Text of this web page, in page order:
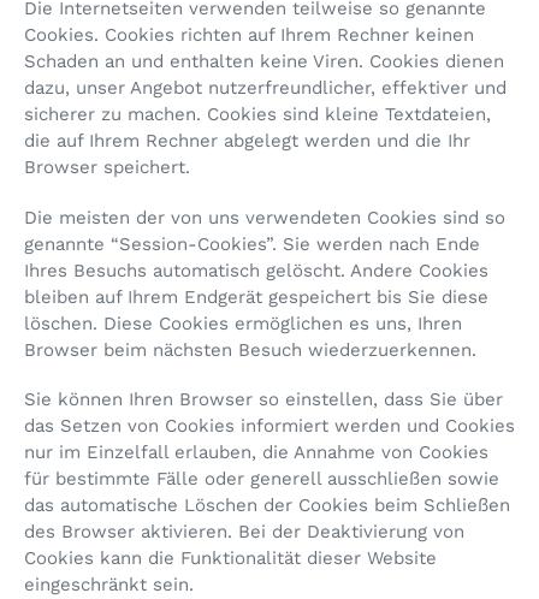
Die Internetseiten verwenden teilweise so genannte
Cookies. Cookies richten auf Ihrem Rechner keinen
Schaden an und enthalten keine Viren. Cookies dienen
dazu, unser Angebot nutzerfreundlicher, effektiver und
sicherer zu machen. Cookies sind kleine Textdateien,
die auf Ihrem Rechner abgelegt werden und die Ihr
Browser speichert.
Die meisten der von uns verwendeten Cookies sind so
genannte “Session-Cookies”. Sie werden nach Ende
Ihres Besuchs automatisch gelöscht. Andere Cookies
bleiben auf Ihrem Endgerät gespeichert bis Sie diese
löschen. Diese Cookies ermöglichen es uns, Ihren
Browser beim nächsten Besuch wiederzuerkennen.
Sie können Ihren Browser so einstellen, dass Sie über
das Setzen von Cookies informiert werden und Cookies
nur im Einzelfall erlauben, die Annahme von Cookies
für bestimmte Fälle oder generell ausschließen sowie
das automatische Löschen der Cookies beim Schließen
des Browser aktivieren. Bei der Deaktivierung von
Cookies kann die Funktionalität dieser Website
eingeschränkt sein.